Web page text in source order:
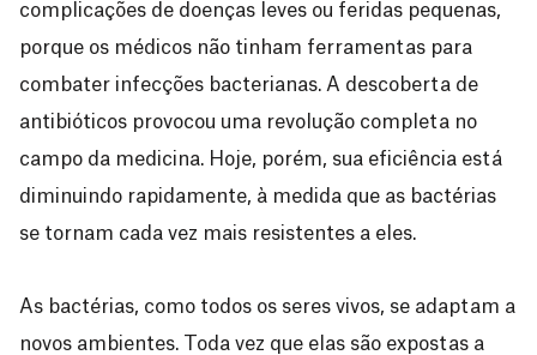
complicações de doenças leves ou feridas pequenas,
porque os médicos não tinham ferramentas para
combater infecções bacterianas. A descoberta de
antibióticos provocou uma revolução completa no
campo da medicina. Hoje, porém, sua eficiência está
diminuindo rapidamente, à medida que as bactérias
se tornam cada vez mais resistentes a eles.
As bactérias, como todos os seres vivos, se adaptam a
novos ambientes. Toda vez que elas são expostas a